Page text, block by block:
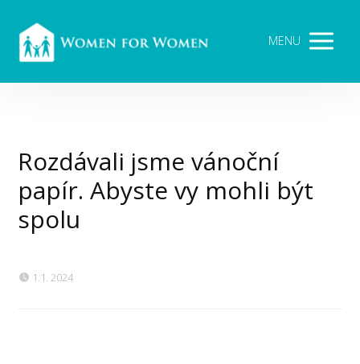
MENU
Rozdávali jsme vánoční
papír. Abyste vy mohli být
spolu
1.1. 2024